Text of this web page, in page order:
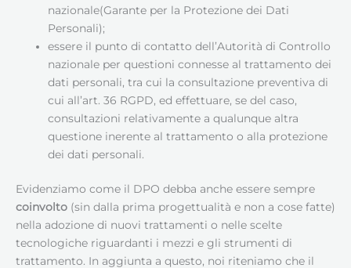
nazionale(Garante per la Protezione dei Dati
Personali);
essere il punto di contatto dell’Autorità di Controllo
nazionale per questioni connesse al trattamento dei
dati personali, tra cui la consultazione preventiva di
cui all’art. 36 RGPD, ed effettuare, se del caso,
consultazioni relativamente a qualunque altra
questione inerente al trattamento o alla protezione
dei dati personali.
Evidenziamo come il DPO debba anche essere sempre
coinvolto (sin dalla prima progettualità e non a cose fatte)
nella adozione di nuovi trattamenti o nelle scelte
tecnologiche riguardanti i mezzi e gli strumenti di
trattamento. In aggiunta a questo, noi riteniamo che il